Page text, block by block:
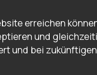
erreichen
und
und bei